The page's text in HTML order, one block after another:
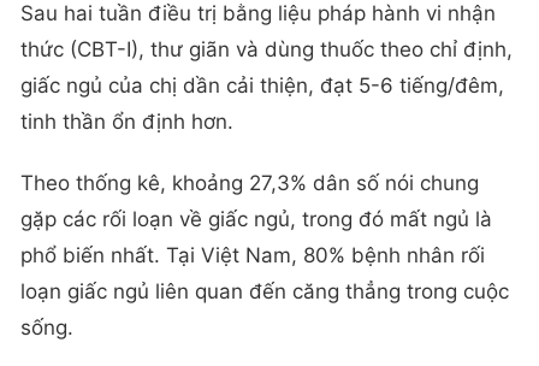
Sau hai tuần điều trị bằng liệu pháp hành vi nhận
thức (CBT-I), thư giãn và dùng thuốc theo chỉ định,
giấc ngủ của chị dần cải thiện, đạt 5-6 tiếng/đêm,
tinh thần ổn định hơn.
Theo thống kê, khoảng 27,3% dân số nói chung
gặp các rối loạn về giấc ngủ, trong đó mất ngủ là
phổ biến nhất. Tại Việt Nam, 80% bệnh nhân rối
loạn giấc ngủ liên quan đến căng thẳng trong cuộc
sống.